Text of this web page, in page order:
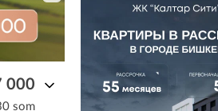
000
som